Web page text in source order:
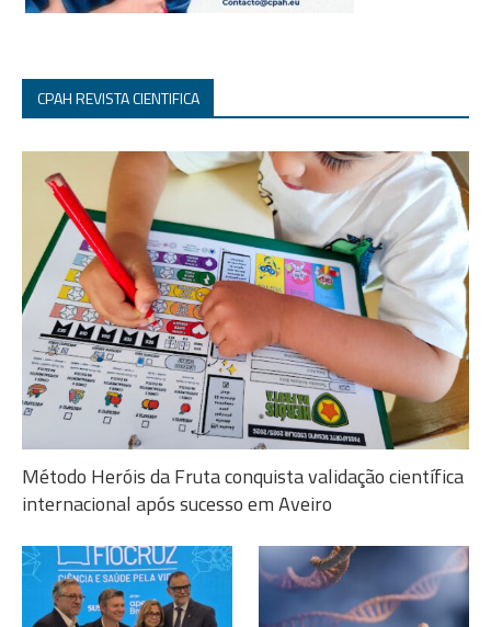
CPAH REVISTA CIENTIFICA
Método Heróis da Fruta conquista validação científica
internacional após sucesso em Aveiro